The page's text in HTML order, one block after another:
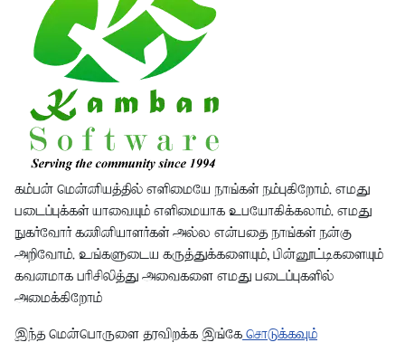
கம்பன் மென்னியத்தில் எளிமையே நாங்கள் நம்புகிறோம். எமது
படைப்புக்கள் யாவையும் எளிமையாக உபயோகிக்கலாம். எமது
நுகர்வோர் கணினியாளர்கள் அல்ல என்பதை நாங்கள் நன்கு
அறிவோம். உங்களுடைய கருத்துக்களையும், பின்னூட்டிகளையும்
கவனமாக பரிசிலித்து அவைகளை எமது படைப்புகளில்
அமைக்கிறோம்
இந்த மென்பொருளை தரவிறக்க இங்கே சொடுக்கவும்